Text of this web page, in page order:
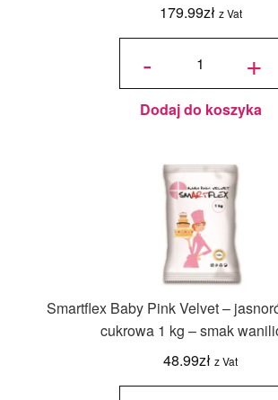
179.99zł z Vat
-
ilość
masa
cukrowa 7
kg - smak
migdałowy +
Dodaj do koszyka
Smartflex Baby Pink Velvet –
cukrowa 1 kg – smak
48.99zł z Vat
ilość